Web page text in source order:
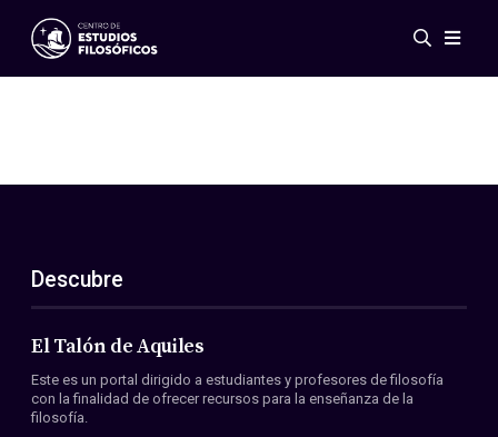
Eventos
ES
EN
Acerca de nosotros
Miembros
Convenios
Descubre
El Talón de Aquiles
Este es un portal dirigido a estudiantes y profesores de filosofía
con la finalidad de ofrecer recursos para la enseñanza de la
filosofía.